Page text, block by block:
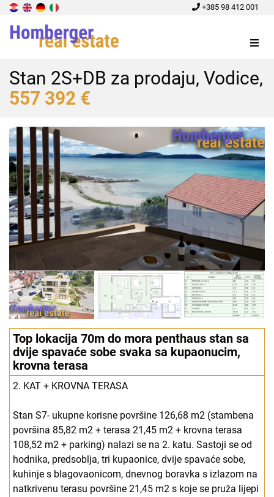
+385 98 412 001
Menu
Stan 2S+DB za prodaju, Vodice,
557 392 €
Top lokacija 70m do mora penthaus stan sa
dvije spavaće sobe svaka sa kupaonucim,
krovna terasa
2. KAT + KROVNA TERASA
Stan S7- ukupne korisne površine 126,68 m2 (stambena
površina 85,82 m2 + terasa 21,45 m2 + krovna terasa
108,52 m2 + parking) nalazi se na 2. katu. Sastoji se od
hodnika, predsoblja, tri kupaonice, dvije spavaće sobe,
kuhinje s blagovaonicom, dnevnog boravka s izlazom na
natkrivenu terasu površine 21,45 m2 s koje se pruža lijepi